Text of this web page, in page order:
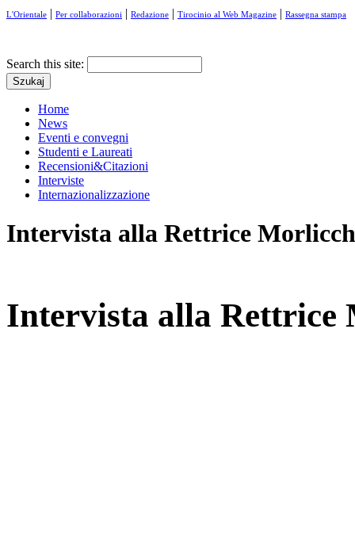
L'Orientale | Per collaborazioni | Redazione | Tirocinio al Web Magazine | Rassegna stampa
Search this site:
Home
News
Eventi e convegni
Studenti e Laureati
Recensioni&Citazioni
Interviste
Internazionalizzazione
Intervista alla Rettrice
Intervista alla Rettrice